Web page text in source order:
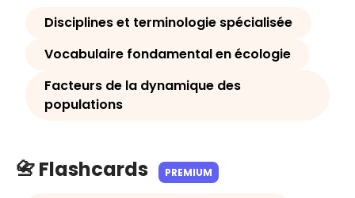
Disciplines et terminologie spécialisée
Vocabulaire fondamental en écologie
Facteurs de la dynamique des
populations
📇 Flashcards PREMIUM